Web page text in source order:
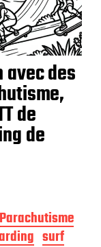
avec des
de
de
Parachutisme
surf